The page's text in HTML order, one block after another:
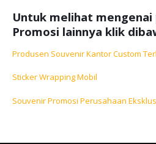
Untuk melihat
Promosi lainnya klik
Produsen Souvenir Kantor Custom
Sticker Wrapping Mobil
Souvenir Promosi Perusahaan